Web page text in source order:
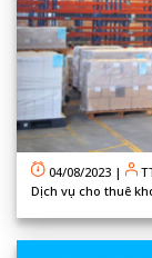
04/08/2023 |
Dịch vụ cho thuê